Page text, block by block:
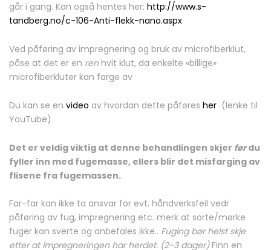
går i gang. Kan også hentes her: http://www.s-
tandberg.no/c-106-Anti-flekk-nano.aspx
Ved påføring av impregnering og bruk av microfiberklut,
påse at det er en ren hvit klut, da enkelte «billige»
microfiberkluter kan farge av
Du kan se en video av hvordan dette påføres her (lenke til
YouTube)
Det er veldig viktig at denne behandlingen skjer førdu
fyller inn med fugemasse, ellers blir det misfarging av
flisene fra fugemassen.
Far-far kan ikke ta ansvar for evt. håndverksfeil vedr
påføring av fug, impregnering etc. merk at sorte/mørke
fuger kan sverte og anbefales ikke.. Fuging bør helst skje
etter at impregneringen har herdet. (2-3 dager)Finn en